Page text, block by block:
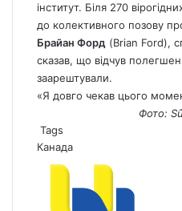
інститут. Біля 270
до колективного позову
Брайан Форд (Brian Ford),
сказав, що відчув
заарештували.
«Я довго чекав цього
Фото:
Tags
Канада